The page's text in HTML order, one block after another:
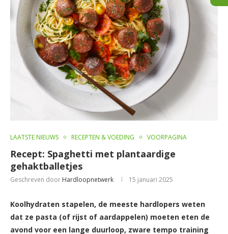
LAATSTE NIEUWS RECEPTEN & VOEDING VOORPAGINA
Recept: Spaghetti met plantaardige
gehaktballetjes
Geschreven door Hardloopnetwerk 15 januari 2025
Koolhydraten stapelen, de meeste hardlopers weten
dat ze pasta (of rijst of aardappelen) moeten eten de
avond voor een lange duurloop, zware tempo training